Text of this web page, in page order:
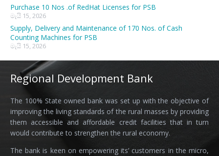
Purchase 10 Nos .of RedHat Licenses for PSB
මැයි 15, 2026
Supply, Delivery and Maintenance of 170 Nos. of Cash
Counting Machines for PSB
මැයි 15, 2026
Regional Development Bank
The 100% State owned bank was set up with the objective of
improving the living standards of the rural masses by providing
them accessible and affordable credit facilities that in turn
would contribute to strengthen the rural economy.
The bank is keen on empowering its’ customers in the micro,